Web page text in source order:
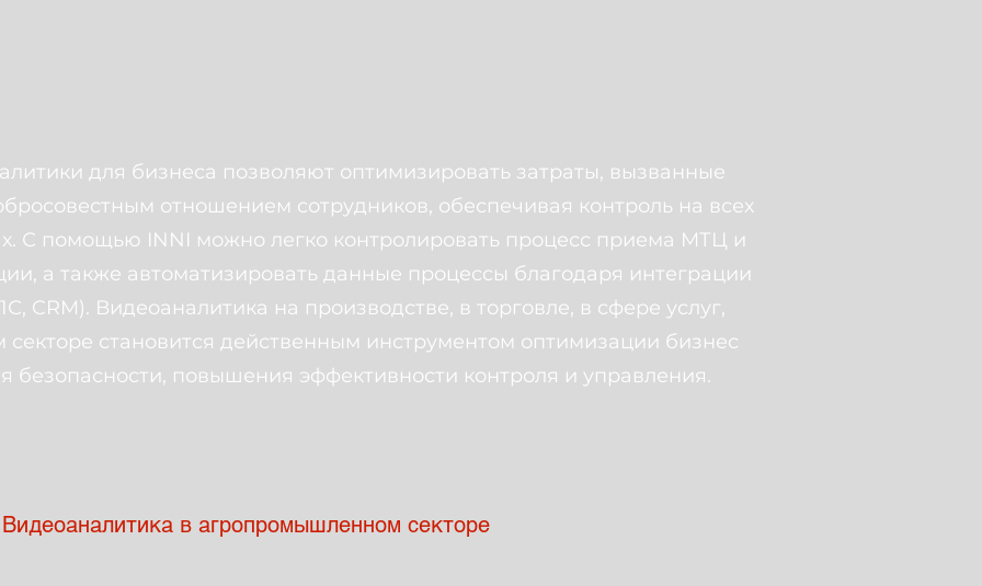
для бизнеса позволяют оптимизировать затраты, вызванные
отношением сотрудников, обеспечивая контроль на всех
С помощью INNI можно легко контролировать процесс приема МТЦ и
а также автоматизировать данные процессы благодаря интеграции
CRM). Видеоаналитика на производстве, в торговле, в сфере услуг,
секторе становится действенным инструментом оптимизации бизнес
безопасности, повышения эффективности контроля и управления.
Видеоаналитика в агропромышленном секторе